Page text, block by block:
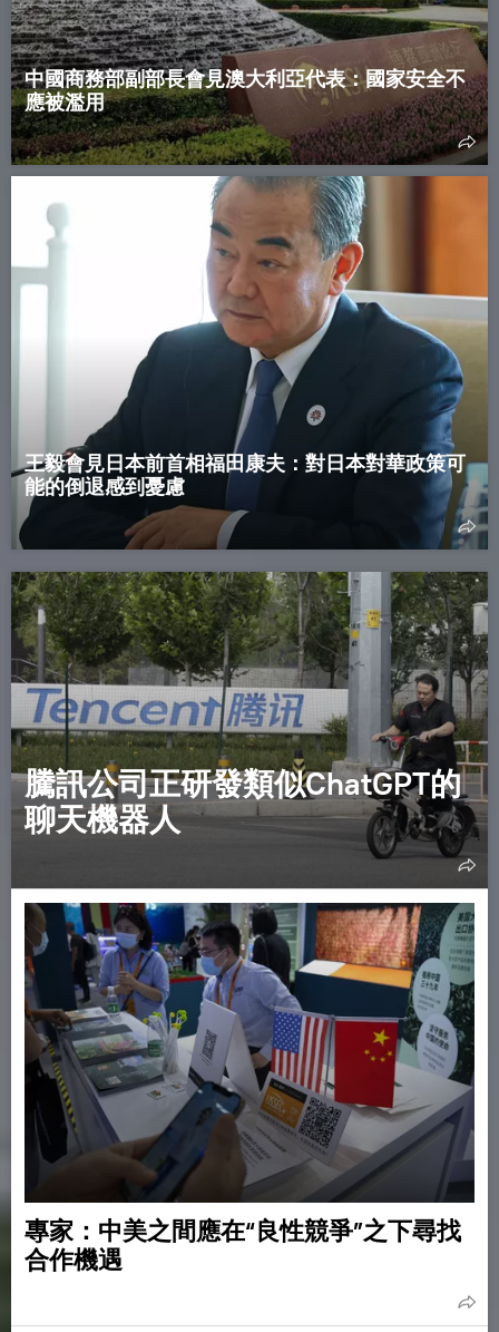
中國商務部副部長會見澳大利亞代表：國家安全不
應被濫用
王毅會見日本前首相福田康夫：對日本對華政策可
能的倒退感到憂慮
騰訊公司正研發類似ChatGPT的
聊天機器人
專家：中美之間應在“良性競爭”之下尋找
合作機遇